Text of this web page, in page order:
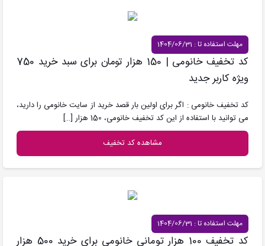
مهلت استفاده تا : 1404/06/31
کد تخفیف خانومی | 150 هزار تومان برای سبد خرید 750
ویژه کاربر جدید
کد تخفیف خانومی : اگر برای اولین بار قصد خرید از سایت خانومی را دارید،
می توانید با استفاده از این کد تخفیف خانومی، 150 هزار
[…]
مشاهده کد تخفیف
مهلت استفاده تا : 1404/06/31
کد تخفیف 100 هزار تومانی خانومی برای خرید 500 هزار